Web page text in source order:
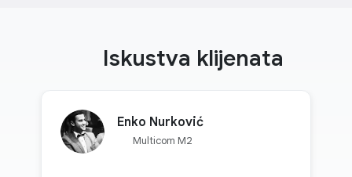
Iskustva klijenata
Enko Nurković
Multicom M2